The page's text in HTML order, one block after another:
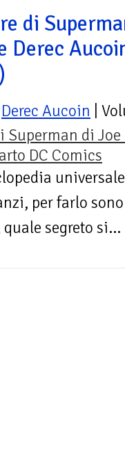
di
Derec
Derec Aucoin |
Superman di
DC Comics
per farlo
segreto si...